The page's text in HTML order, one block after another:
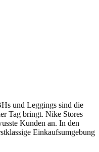
und Leggings sind die
Tag bringt. Nike Stores
Kunden an. In den
Einkaufsumgebung